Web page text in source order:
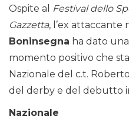
Ospite al Festival dello
Gazzetta, l’ex attaccante
Boninsegna ha dato
momento positivo che
Nazionale del c.t.
del derby e del debutto
Nazionale